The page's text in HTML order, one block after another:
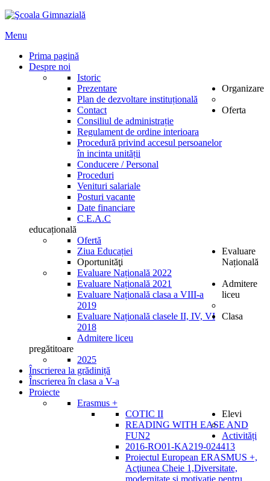
Menu
Prima pagină
Despre noi
Istoric
Prezentare
Plan de dezvoltare instituțională
Contact
Organizare
Consiliul de administrație
Regulament de ordine interioara
Procedură privind accesul persoanelor
în incinta unității
Conducere / Personal
Proceduri
Venituri salariale
Posturi vacante
Date financiare
C.E.A.C
Oferta
educațională
Ofertă
Ziua Educației
Oportunităţi
Evaluare
Națională
Evaluare Națională 2022
Evaluare Națională 2021
Evaluare Națională clasa a VIII-a
2019
Evaluare Națională clasele II, IV, VI
2018
Admitere
liceu
Admitere liceu
Clasa
pregătitoare
2025
Înscrierea la grădiniță
Înscrierea în clasa a V-a
Proiecte
Erasmus +
COTIC II
READING WITH EASE AND
FUN2
2016-RO01-KA219-024413
Proiectul European ERASMUS +,
Acţiunea Cheie 1,Diversitate,
modernitate și motivație pentru
Elevi
Activități